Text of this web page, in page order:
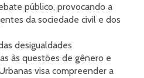
público, provocando a
da sociedade civil e dos
desigualdades
às questões de gênero e
visa compreender a